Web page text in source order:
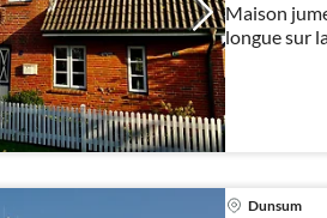
Maison
longue sur
au sud, W-
d'animaux
Dunsum